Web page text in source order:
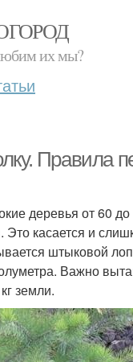
их мы?
Правила
деревья от 60
касается и
штыковой
Важно
земли.